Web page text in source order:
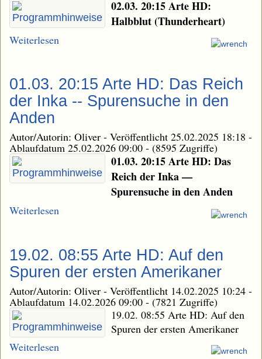
02.03. 20:15 Arte HD:
Halbblut (Thunderheart)
Weiterlesen
01.03. 20:15 Arte HD: Das Reich
der Inka -- Spurensuche in den
Anden
Autor/Autorin: Oliver - Veröffentlicht 25.02.2025 18:18 -
Ablaufdatum 25.02.2026 09:00 - (8595 Zugriffe)
01.03. 20:15 Arte HD: Das
Reich der Inka —
Spurensuche in den Anden
Weiterlesen
19.02. 08:55 Arte HD: Auf den
Spuren der ersten Amerikaner
Autor/Autorin: Oliver - Veröffentlicht 14.02.2025 10:24 -
Ablaufdatum 14.02.2026 09:00 - (7821 Zugriffe)
19.02. 08:55 Arte HD: Auf den
Spuren der ersten Amerikaner
Weiterlesen